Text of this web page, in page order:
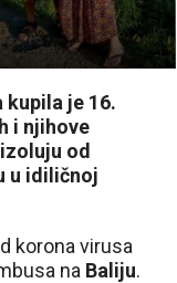
je 16.
i njihove
od
u idiličnoj
korona virusa
na Baliju.